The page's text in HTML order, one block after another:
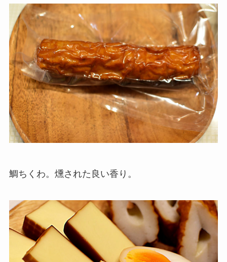
鯛ちくわ。燻された良い香り。